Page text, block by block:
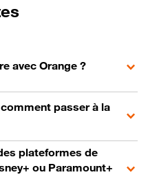
avec Orange ?
passer à la
plateformes de
ou Paramount+